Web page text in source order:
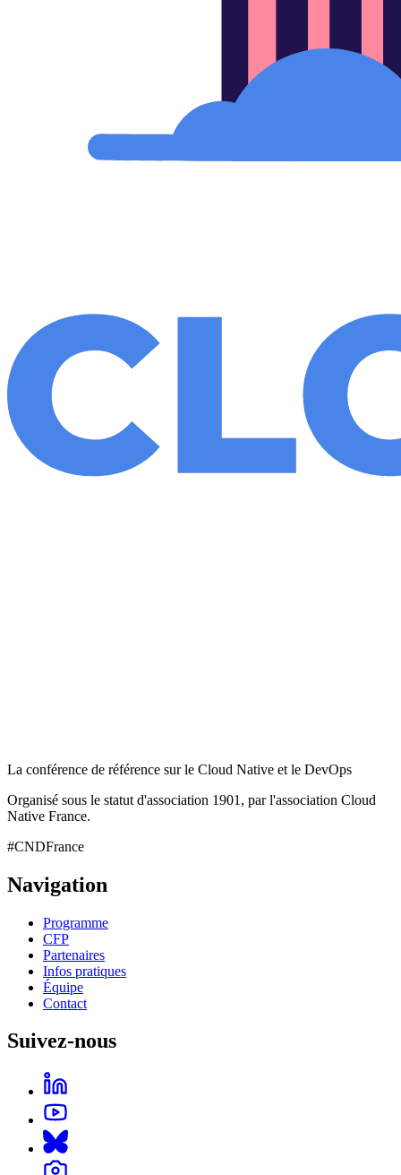
La conférence de référence sur le Cloud Native et le DevOps
Organisé sous le statut d'association 1901, par l'association Cloud
Native France.
#CNDFrance
Navigation
Programme
CFP
Partenaires
Infos pratiques
Équipe
Contact
Suivez-nous